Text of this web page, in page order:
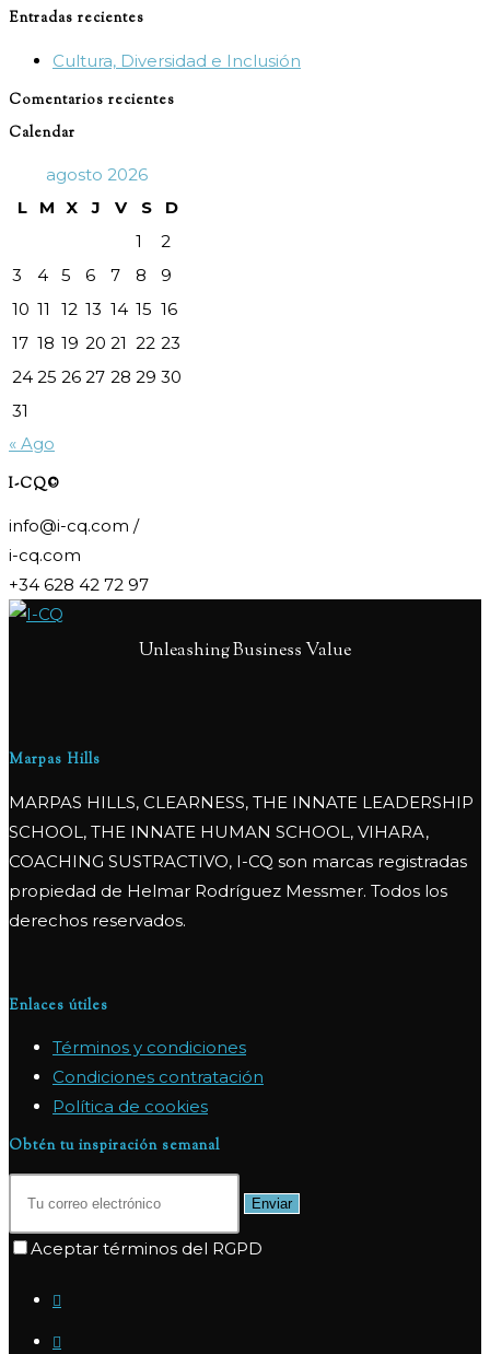
el
Entradas recientes
Cultura, Diversidad e Inclusión
Comentarios recientes
Calendar
agosto 2026
L
M X J V S
D
1
2
3
4 5 6 7 8
9
10 11 12 13 14 15 16
17 18 19 20 21 22 23
24 25 26 27 28 29 30
31
« Ago
I-CQ©
info@i-cq.com /
i-cq.com
+34 628 42 72 97
Unleashing Business Value
Marpas Hills
MARPAS HILLS, CLEARNESS, THE INNATE LEADERSHIP
SCHOOL, THE INNATE HUMAN SCHOOL, VIHARA,
COACHING SUSTRACTIVO, I-CQ son marcas registradas
propiedad de Helmar Rodríguez Messmer. Todos los
derechos reservados.
Enlaces útiles
Términos y condiciones
Condiciones contratación
Política de cookies
Obtén tu inspiración semanal
Enviar
Aceptar términos del RGPD